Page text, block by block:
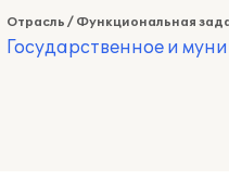
Отрасль / Функциональная
Государственное и